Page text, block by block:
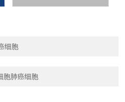
细胞
胞肺癌细胞